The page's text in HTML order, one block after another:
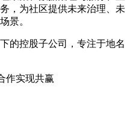
，为社区提供未来治理、未
景。
的控股子公司，专注于地名
作实现共赢